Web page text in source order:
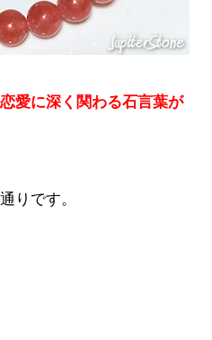
愛に深く関わる石言葉が
りです。